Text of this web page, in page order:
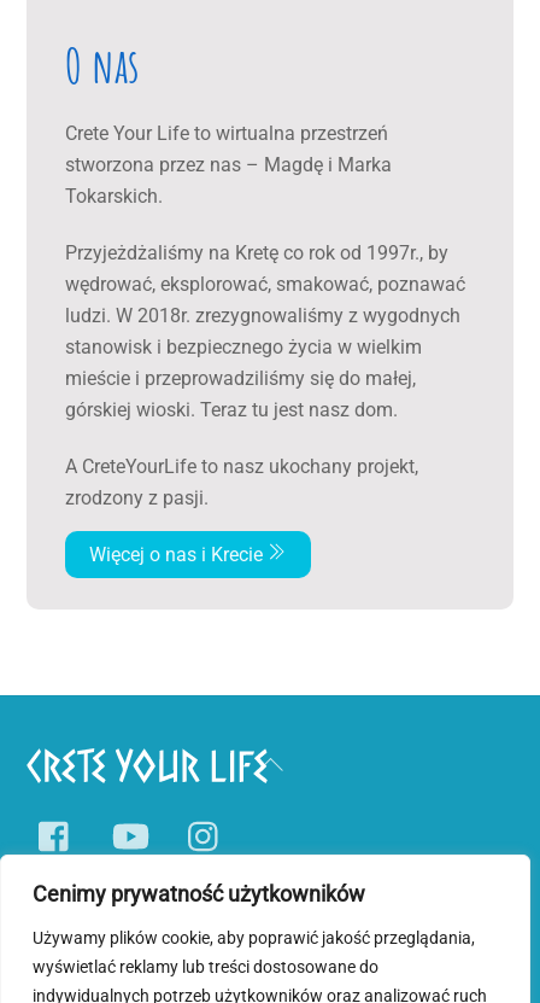
Cenimy prywatność użytkowników
Używamy plików cookie, aby poprawić jakość przeglądania,
wyświetlać reklamy lub treści dostosowane do
indywidualnych potrzeb użytkowników oraz analizować ruch
O nas
Crete Your Life to wirtualna przestrzeń
stworzona przez nas – Magdę i Marka
Tokarskich.
Przyjeżdżaliśmy na Kretę co rok od 1997r., by
wędrować, eksplorować, smakować, poznawać
ludzi. W 2018r. zrezygnowaliśmy z wygodnych
stanowisk i bezpiecznego życia w wielkim
mieście i przeprowadziliśmy się do małej,
górskiej wioski. Teraz tu jest nasz dom.
A CreteYourLife to nasz ukochany projekt,
zrodzony z pasji.
Więcej o nas i Krecie
Back
Facebook YouTube
Pobyty tematyczne Wycieczki jednodniowe
Blog o Krecie
Polityka prywatności i plików cookies